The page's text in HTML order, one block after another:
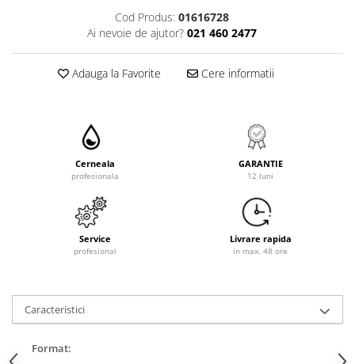
Cod Produs: 01616728
Ai nevoie de ajutor? 021 460 2477
Adauga la Favorite Cere informatii
Cerneala
profesionala
GARANTIE
12 luni
Service
profesional
Livrare rapida
in max. 48 ore
Caracteristici
Format: